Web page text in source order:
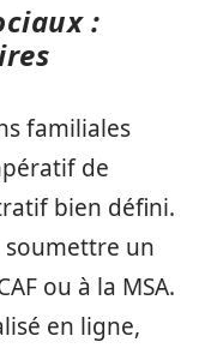
:
familiales
de
bien défini.
soumettre un
ou à la MSA.
en ligne,